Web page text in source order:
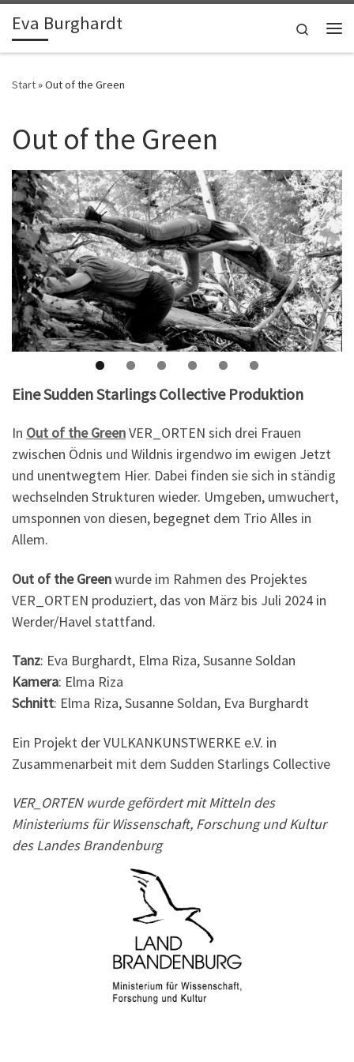
Zum Inhalt springen
Eva Burghardt
Search
Start»Out of the Green
Out of the Green
Eine Sudden Starlings Collective Produktion
In Out of the GreenVER_ORTEN sich drei Frauen
zwischen Ödnis und Wildnis irgendwo im ewigen Jetzt
und unentwegtem Hier. Dabei finden sie sich in ständig
wechselnden Strukturen wieder. Umgeben, umwuchert,
umsponnen von diesen, begegnet dem Trio Alles in
Allem.
Out of the Greenwurde im Rahmen des Projektes
VER_ORTEN produziert, das von März bis Juli 2024 in
Werder/Havel stattfand.
Tanz: Eva Burghardt, Elma Riza, Susanne Soldan
Kamera: Elma Riza
Schnitt: Elma Riza, Susanne Soldan, Eva Burghardt
Ein Projekt der VULKANKUNSTWERKE e.V. in
Zusammenarbeit mit dem Sudden Starlings Collective
VER_ORTEN wurde gefördert mit Mitteln des
Ministeriums für Wissenschaft, Forschung und Kultur
des Landes Brandenburg